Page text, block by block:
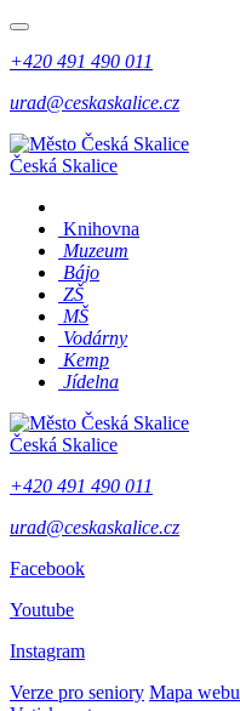
+420 491 490 011
urad@ceskaskalice.cz
Česká Skalice
Knihovna
Muzeum
Bájo
ZŠ
MŠ
Vodárny
Kemp
Jídelna
Česká Skalice
+420 491 490 011
urad@ceskaskalice.cz
Facebook
Youtube
Instagram
Verze pro seniory Mapa webu